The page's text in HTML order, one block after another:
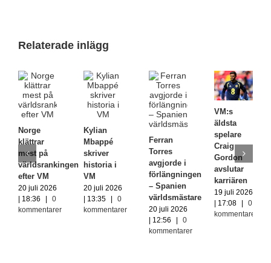
Relaterade inlägg
Norge
klättrar
mest på
världsrankingen
efter VM
20 juli 2026
| 18:36
0
kommentarer
Kylian
Mbappé
skriver
historia i
VM
20 juli 2026
| 13:35
0
kommentarer
Ferran
Torres
avgjorde i
förlängningen
– Spanien
världsmästare
20 juli 2026
| 12:56
0
kommentarer
VM:s
äldsta
spelare
Craig
Gordon
avslutar
karriären
19 juli 2026
| 17:08
0
kommentarer